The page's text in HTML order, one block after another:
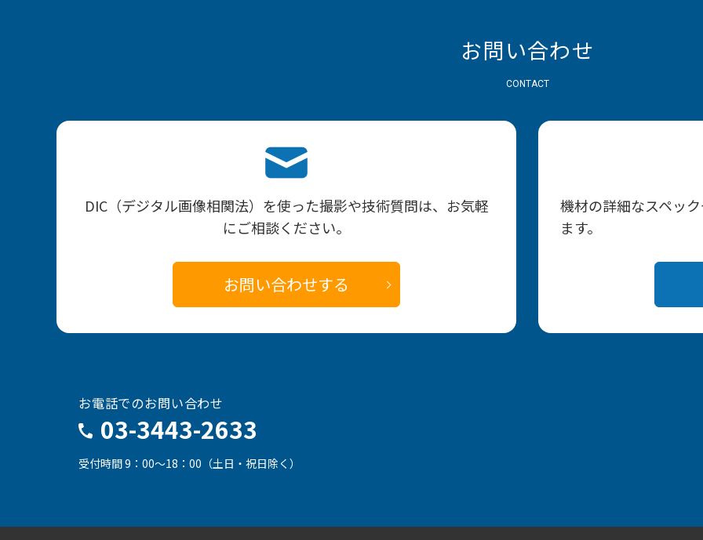
お問い合わせ
CONTACT
DIC（デジタル画像相関法）を使った撮影や技術質問は、お気軽
にご相談ください。
お問い合わせする
機材の詳細なスペッ
ます。
お電話でのお問い合わせ
03-3443-2633
受付時間 9：00～18：00（土日・祝日除く）